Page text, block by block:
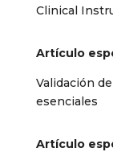
Clinical
Artículo
Validación
esenciales
Artículo